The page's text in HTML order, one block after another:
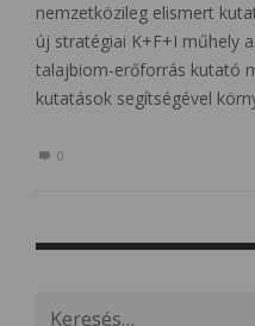
nemzetközileg elismert
új stratégiai K+F+I műhely
talajbiom-erőforrás kutató
kutatások segítségével
0